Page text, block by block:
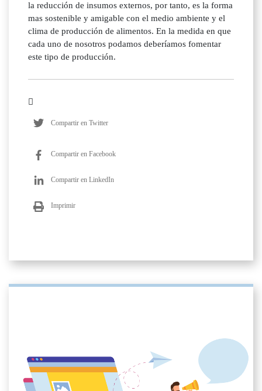
la reducción de insumos externos, por tanto, es la forma
mas sostenible y amigable con el medio ambiente y el
clima de producción de alimentos. En la medida en que
cada uno de nosotros podamos deberíamos fomentar
este tipo de producción.
Compartir en Twitter
Compartir en Facebook
Compartir en LinkedIn
Imprimir